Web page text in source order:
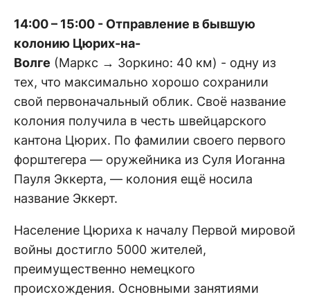
14:00 – 15:00 - Отправление в бывшую
колонию Цюрих-на-
Волге (Маркс → Зоркино: 40 км) - одну из
тех, что максимально хорошо сохранили
свой первоначальный облик. Своё название
колония получила в честь швейцарского
кантона Цюрих. По фамилии своего первого
форштегера — оружейника из Суля Иоганна
Пауля Эккерта, — колония ещё носила
название Эккерт.
Население Цюриха к началу Первой мировой
войны достигло 5000 жителей,
преимущественно немецкого
происхождения. Основными занятиями